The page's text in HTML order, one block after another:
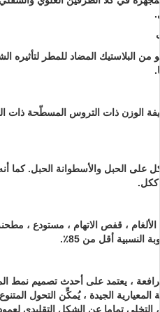
البلاستيك المضاد للمطر لتأثيره
الوزن ذات التروس المسطّحة ذات
على الحبل والأسطوانة الحبل. كما
ككل.
المعيارية الجيدة ، يُمكِّن التحول
تماما عن الشكل التقليدي